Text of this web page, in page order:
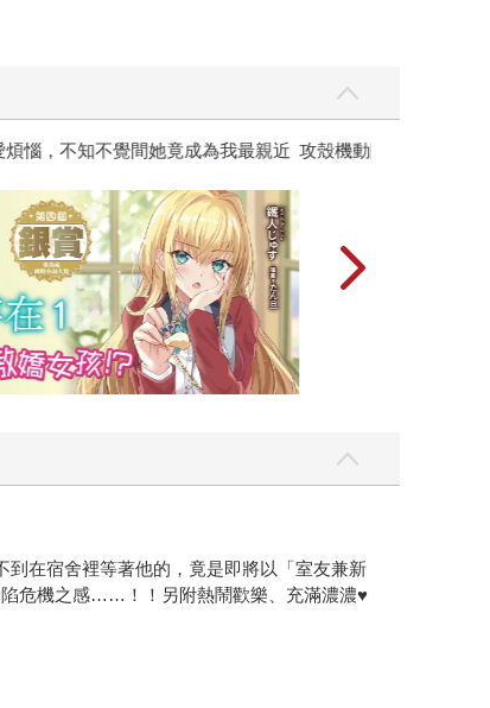
黃色書刊回來了
在宿舍裡等著他的，竟是即將以「室友兼新
危機之感……！！另附熱鬧歡樂、充滿濃濃♥